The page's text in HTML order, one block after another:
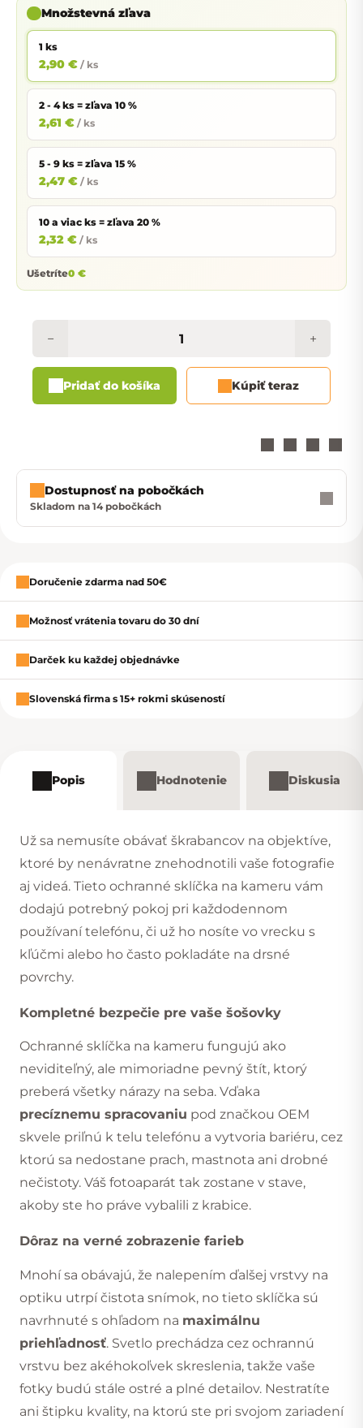
Množstevná zľava
1 ks
2,90 € / ks
2 - 4 ks = zľava 10 %
2,61 € / ks
5 - 9 ks = zľava 15 %
2,47 € / ks
10 a viac ks = zľava 20 %
2,32 € / ks
Ušetríte0 €
+
−
Pridať do košíka Kúpiť teraz
Zavrieť
Dostupnosť na pobočkách
Skladom na 14 pobočkách
Doručenie zdarma nad 50€
Možnosť vrátenia tovaru do 30 dní
Darček ku každej objednávke
Slovenská firma s 15+ rokmi skúseností
Popis Hodnotenie Diskusia
Už sa nemusíte obávať škrabancov na objektíve,
ktoré by nenávratne znehodnotili vaše fotografie
aj videá. Tieto ochranné sklíčka na kameru vám
dodajú potrebný pokoj pri každodennom
používaní telefónu, či už ho nosíte vo vrecku s
kľúčmi alebo ho často pokladáte na drsné
povrchy.
Kompletné bezpečie pre vaše šošovky
Ochranné sklíčka na kameru fungujú ako
neviditeľný, ale mimoriadne pevný štít, ktorý
preberá všetky nárazy na seba. Vďaka
precíznemu spracovaniu pod značkou OEM
skvele priľnú k telu telefónu a vytvoria bariéru, cez
ktorú sa nedostane prach, mastnota ani drobné
nečistoty. Váš fotoaparát tak zostane v stave,
akoby ste ho práve vybalili z krabice.
Dôraz na verné zobrazenie farieb
Mnohí sa obávajú, že nalepením ďalšej vrstvy na
optiku utrpí čistota snímok, no tieto sklíčka sú
navrhnuté s ohľadom na maximálnu
priehľadnosť. Svetlo prechádza cez ochrannú
vrstvu bez akéhokoľvek skreslenia, takže vaše
fotky budú stále ostré a plné detailov. Nestratíte
ani štipku kvality, na ktorú ste pri svojom zariadení